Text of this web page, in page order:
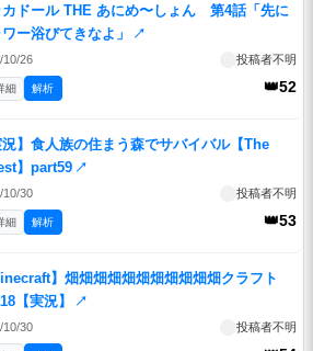
カドール THE あにめ〜しょん 第4話「先に
ー浴びてきなよ」
↗
10/26 投稿者不明
👑52
細 解析
況】食人族の住まう森でサバイバル【The
】part59 ↗
10/30 投稿者不明
👑53
細 解析
】畑畑畑畑畑畑畑畑畑畑畑クラフト
【実況】
↗
10/30 投稿者不明